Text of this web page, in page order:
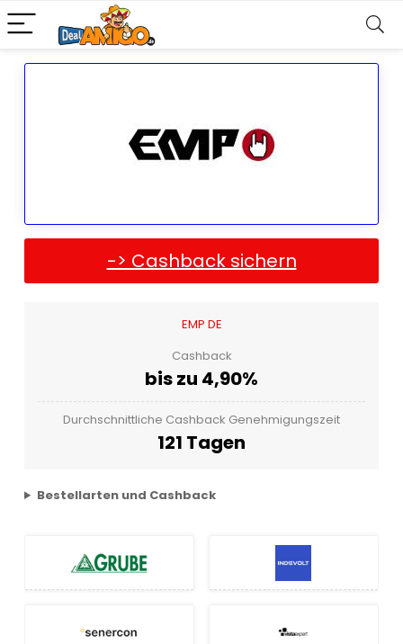
-> Cashback sichern
EMP DE
Cashback
bis zu 4,90%
Durchschnittliche Cashback Genehmigungszeit
121 Tagen
Bestellarten und Cashback